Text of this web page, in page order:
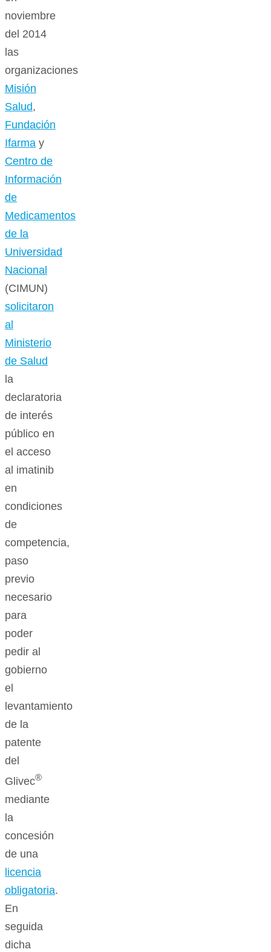
noviembre
del 2014
las
organizaciones
Misión
Salud,
Fundación
Ifarma y
Centro de
Información
de
Medicamentos
de la
Universidad
Nacional
(CIMUN)
solicitaron
al
Ministerio
de Salud
la
declaratoria
de interés
público en
el acceso
al imatinib
en
condiciones
de
competencia,
paso
previo
necesario
para
poder
pedir al
gobierno
el
levantamiento
de la
patente
del
Glivec®
mediante
la
concesión
de una
licencia
obligatoria.
En
seguida
dicha